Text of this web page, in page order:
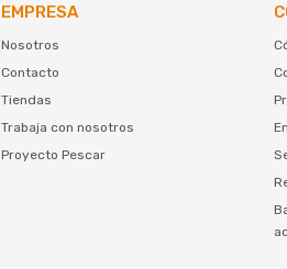
EMPRESA
Nosotros
Contacto
Tiendas
Trabaja con nosotros
Proyecto Pescar